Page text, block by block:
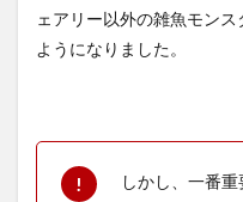
ェアリー以外の雑魚モン
ようになりました。
しかし、一番